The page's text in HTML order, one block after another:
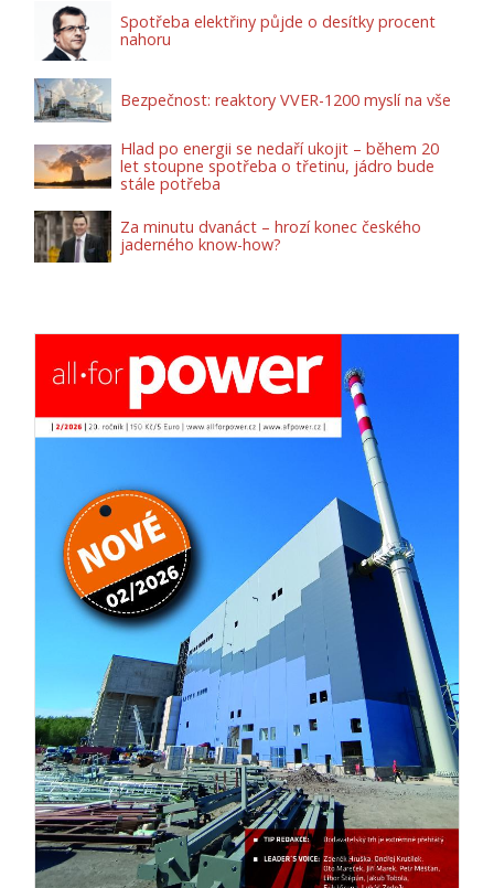
Spotřeba elektřiny půjde o desítky procent
nahoru
Bezpečnost: reaktory VVER-1200 myslí na vše
Hlad po energii se nedaří ukojit – během 20
let stoupne spotřeba o třetinu, jádro bude
stále potřeba
Za minutu dvanáct – hrozí konec českého
jaderného know-how?